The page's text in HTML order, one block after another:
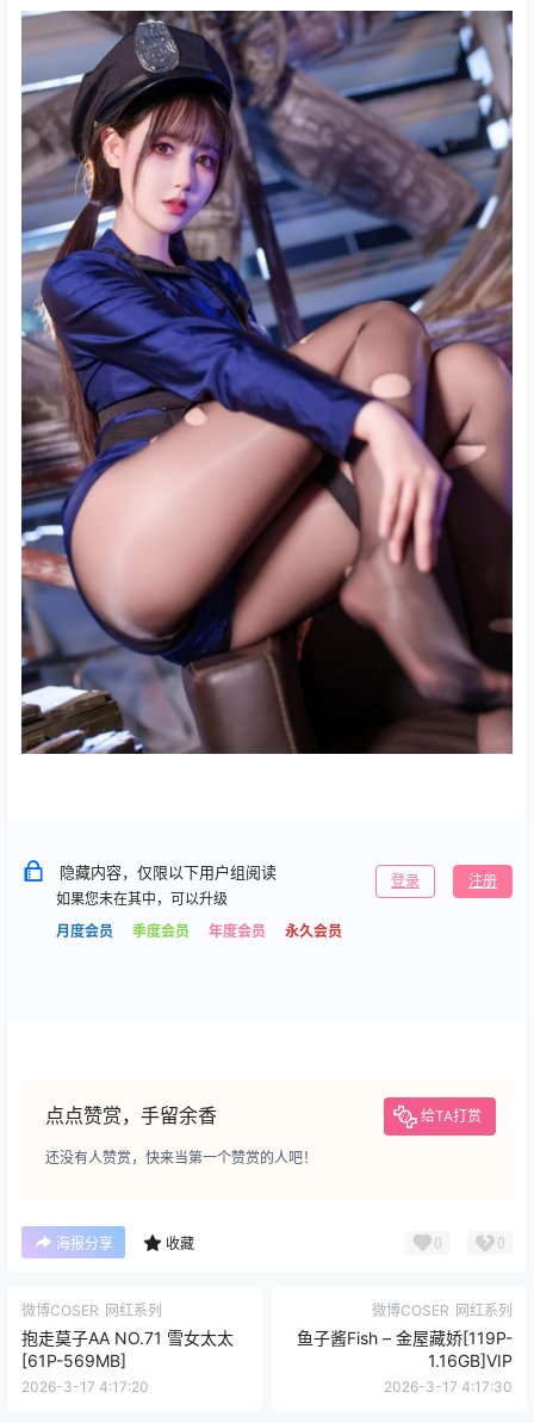
隐藏内容，仅限以下用户组阅读
如果您未在其中，可以升级
月度会员
季度会员 年度会员 永久会员
登录 注册
点点赞赏，手留余香 给TA打赏
还没有人赞赏，快来当第一个赞赏的人吧！
海报分享 收藏 0 0
微博COSER 网红系列
抱走莫子AA NO.71 雪女太太
[61P-569MB]
2026-3-17 4:17:20
微博COSER 网红系列
鱼子酱Fish – 金屋藏娇[119P-
1.16GB]VIP
2026-3-17 4:17:30